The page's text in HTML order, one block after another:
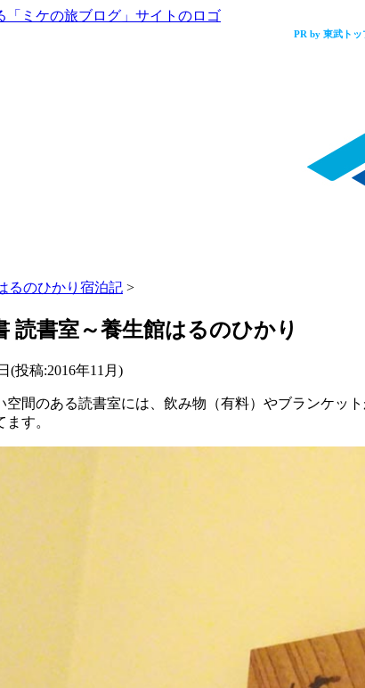
PR by 東武トッ
るのひかり宿泊記 >
読書室～養生館はるのひかり
(投稿:2016年11月)
空間のある読書室には、飲み物（有料）やブランケッ
す。